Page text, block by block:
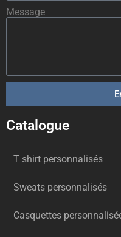
Message
Catalogue
T shirt personnalisés
Sweats personnalisés
Casquettes